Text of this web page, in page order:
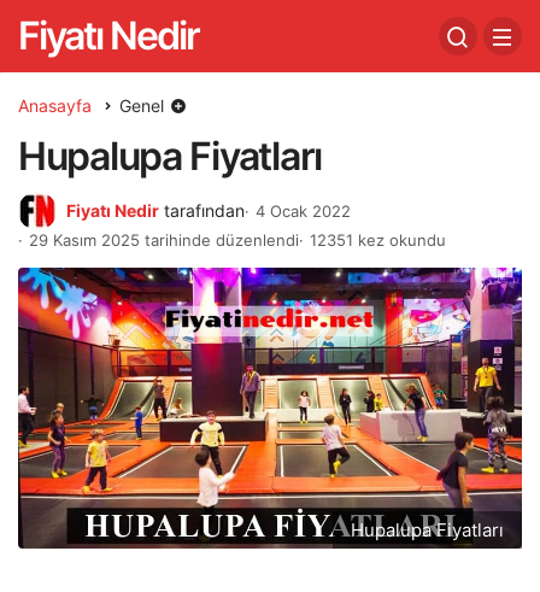
Fiyatı Nedir
Anasayfa Genel
Hupalupa Fiyatları
Fiyatı Nedir tarafından 4 Ocak 2022
29 Kasım 2025 tarihinde düzenlendi
12351 kez okundu
Hupalupa Fiyatları